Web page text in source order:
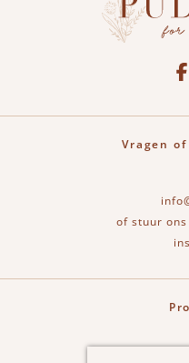
See
Vragen
of stuur